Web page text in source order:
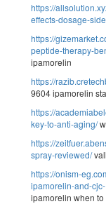
https://
effects-dosage-
https://
peptide-therapy-
ipamorelin
https://
9604 ipamorelin
https://
key-to-anti-aging/
https://
spray-reviewed/
https://onism-
ipamorelin-and-
ipamorelin when to